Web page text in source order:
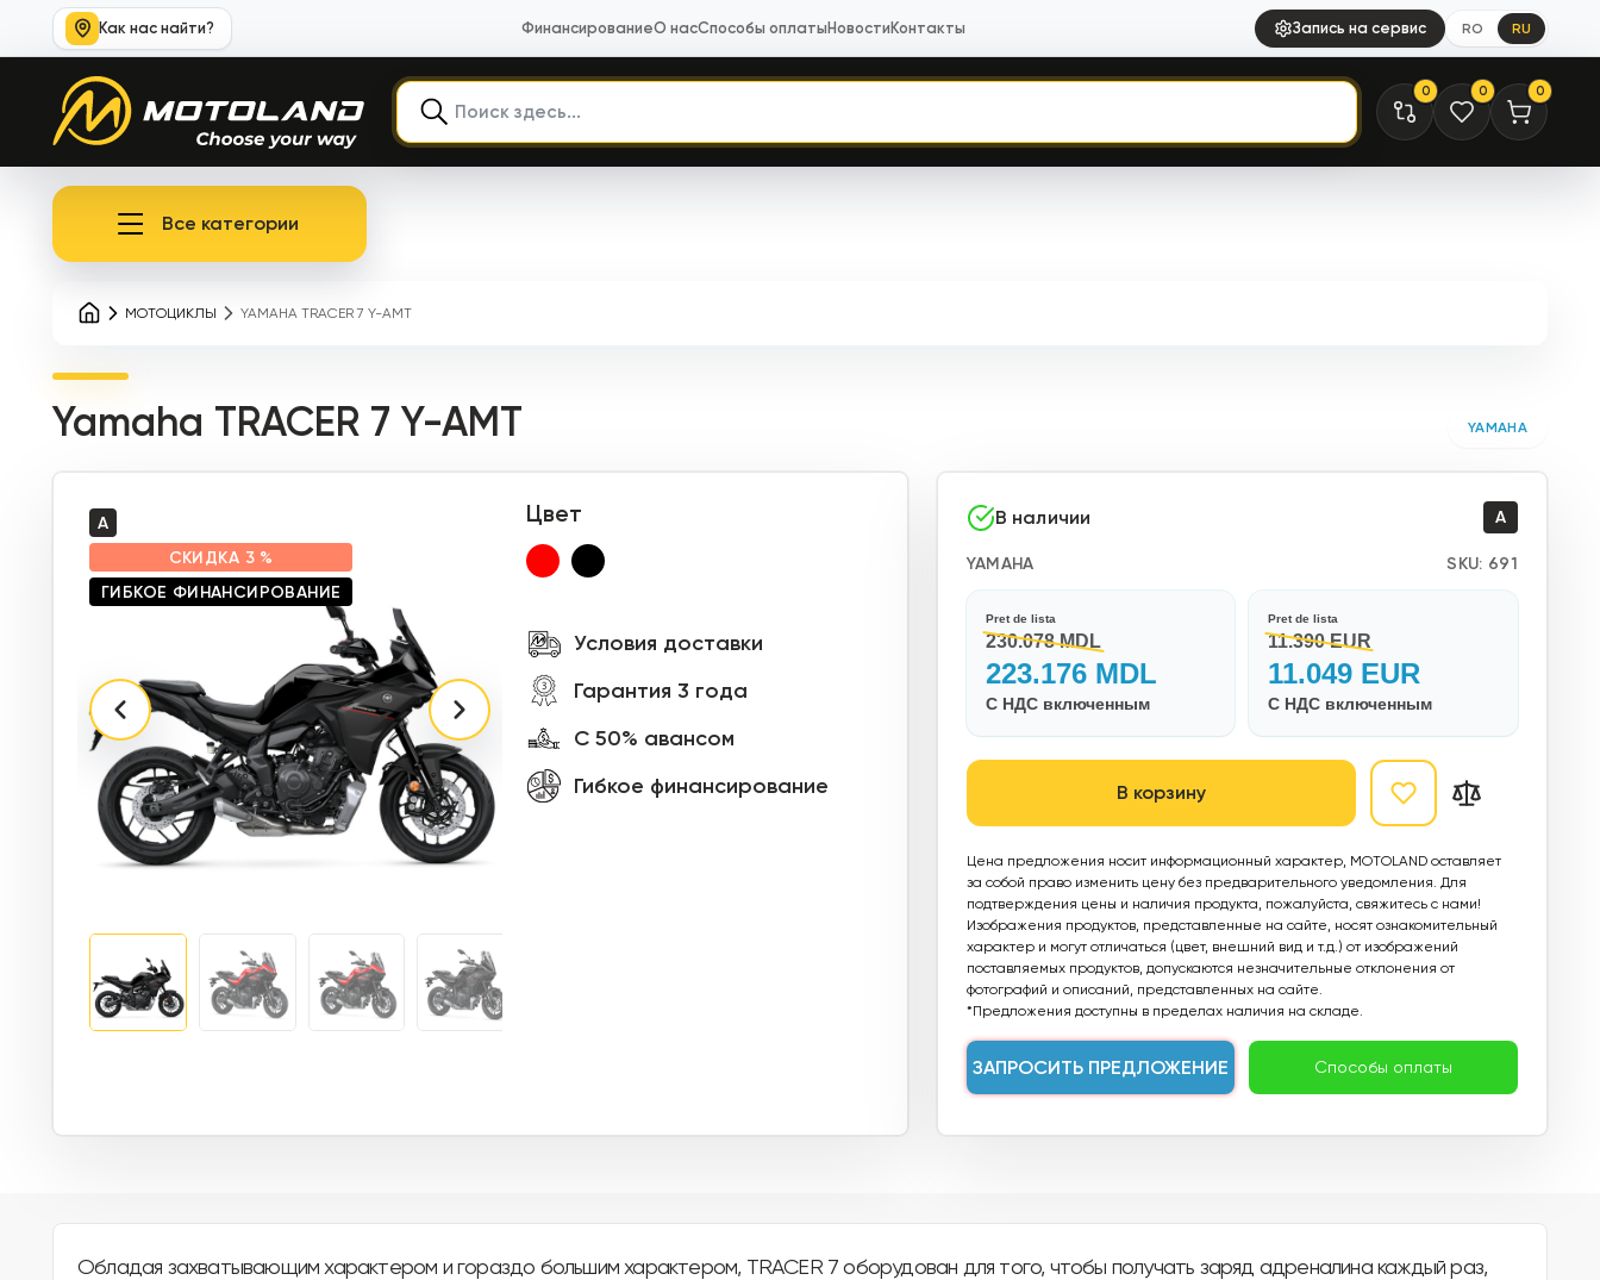
Как нас найти? ФинансированиеО насСпособы оплаты Новости Контакты Запись на сервис RO RU
0 0 0
Все категории
МОТОЦИКЛЫ YAMAHA TRACER 7 Y-AMT
Yamaha TRACER 7 Y-AMT YAMAHA
A
СКИДКА 3 %
ГИБКОЕ ФИНАНСИРОВАНИЕ
Цвет
Условия доставки
Гарантия 3 года
С 50% авансом
Гибкое финансирование
В наличии A
YAMAHA SKU: 691
Pret de lista
230.078 MDL
223.176 MDL
С НДС включенным
Pret de lista
11.390 EUR
11.049 EUR
С НДС включенным
В корзину
Цена предложения носит информационный характер, MOTOLAND оставляет
за собой право изменить цену без предварительного уведомления. Для
подтверждения цены и наличия продукта, пожалуйста, свяжитесь с нами!
Изображения продуктов, представленные на сайте, носят ознакомительный
характер и могут отличаться (цвет, внешний вид и т.д.) от изображений
поставляемых продуктов, допускаются незначительные отклонения от
фотографий и описаний, представленных на сайте.
*Предложения доступны в пределах наличия на складе.
ЗАПРОСИТЬ ПРЕДЛОЖЕНИЕ Способы оплаты
Обладая захватывающим характером и гораздо большим характером, TRACER 7 оборудован для того, чтобы получать заряд адреналина каждый раз,